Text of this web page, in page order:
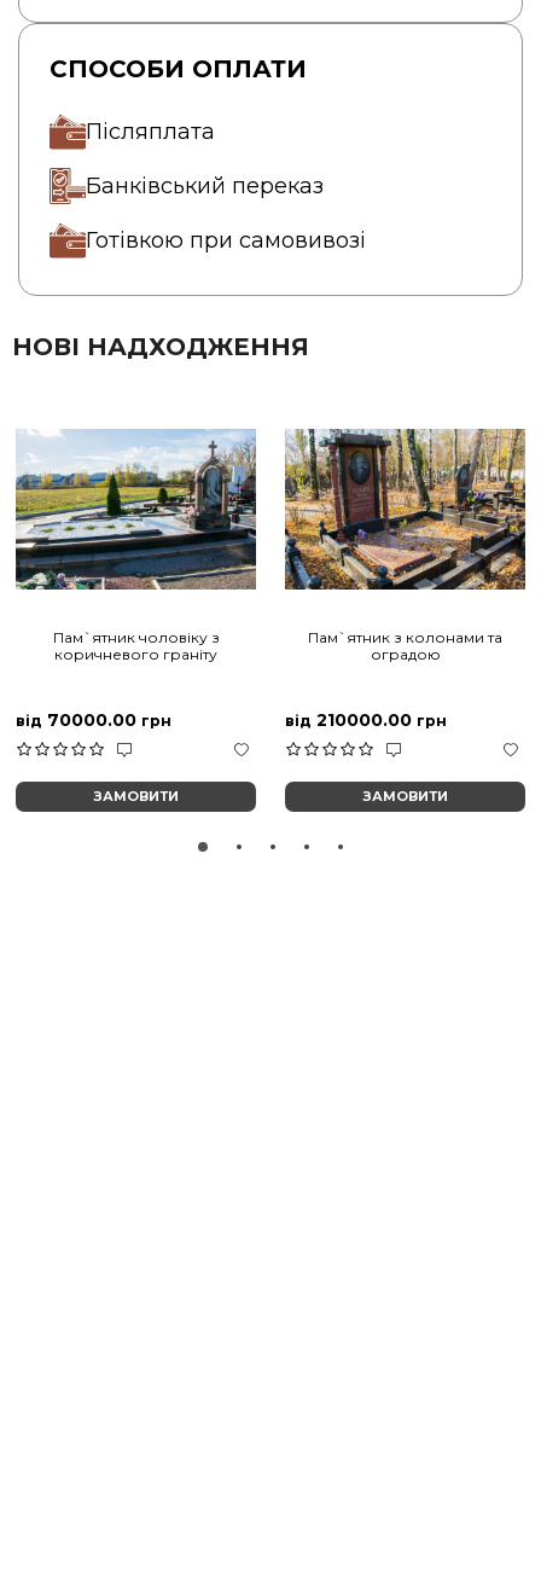
СПОСОБИ ОПЛАТИ
Післяплата
Банківський переказ
Готівкою при самовивозі
НОВІ НАДХОДЖЕННЯ
Пам`ятник чоловіку з
коричневого граніту
від 70000.00 грн
ЗАМОВИТИ
Пам`ятник з колонами та
оградою
від 210000.00 грн
ЗАМОВИТИ